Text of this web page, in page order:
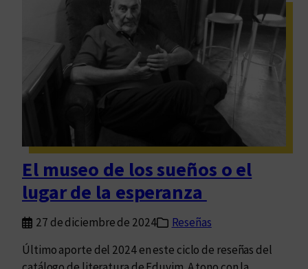
El museo de los sueños o el
lugar de la esperanza
27 de diciembre de 2024
Reseñas
Último aporte del 2024 en este ciclo de reseñas del